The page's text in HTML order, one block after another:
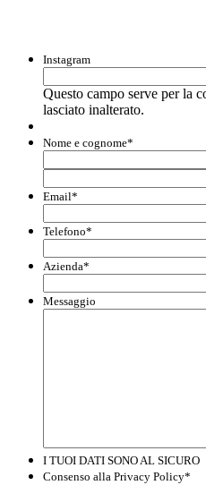
Instagram
Questo campo serve per la
lasciato inalterato.
Nome e cognome*
Email*
Telefono*
Azienda*
Messaggio
I TUOI DATI SONO AL SICURO
Consenso alla Privacy Policy*